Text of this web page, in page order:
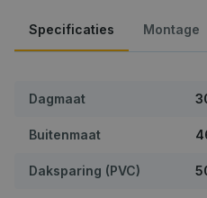
Specificaties Montage
Dagmaat
Buitenmaat
Daksparing (PVC)